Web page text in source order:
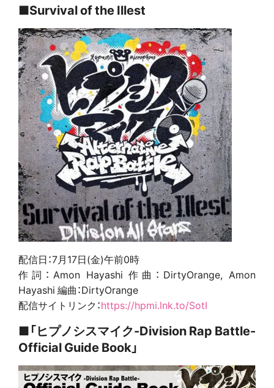
■Survival of the Illest
配信日：7月17日(金)午前0時
作詞：Amon Hayashi 作曲：DirtyOrange, Amon
Hayashi 編曲：DirtyOrange
配信サイトリンク：https://hpmi.lnk.to/SotI
■「ヒプノシスマイク-Division Rap Battle-
Official Guide Book」